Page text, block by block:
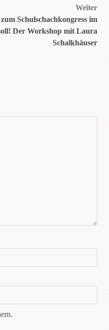
Weiter
Schulschachkongress im
Der Workshop mit Laura
Schalkhäuser